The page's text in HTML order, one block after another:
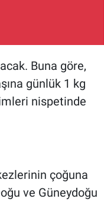
Buna göre,
günlük 1 kg
nispetinde
çoğuna
ve Güneydoğu